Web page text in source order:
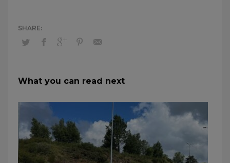
What you can read next